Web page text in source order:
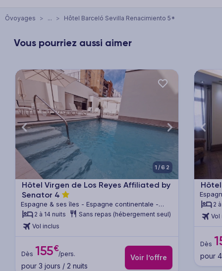
Ôvoyages > ... > Hôtel Barceló Sevilla Renacimiento 5*
Vous pourriez aussi aimer
Previous Next
1/62
Hôtel Virgen de Los Reyes Affiliated by
Senator 4
Espagne & ses îles - Espagne continentale -
Andalousie
2 à 14 nuits
Sans repas (hébergement seul)
Vol inclus
Dès 155€
/pers.
pour 3 jours / 2 nuits
Voir l’offre
2
Vol
Dès
pour